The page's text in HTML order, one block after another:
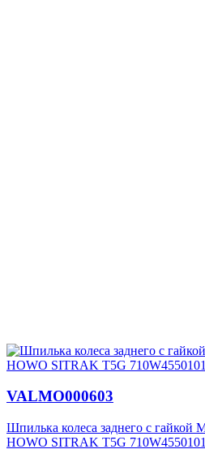
VALMO000603
Шпилька колеса заднего с гайкой
HOWO SITRAK T5G